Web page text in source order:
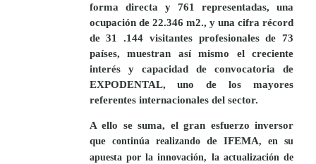
forma directa y 761 representadas, una
ocupación de 22.346 m2., y una cifra récord
de 31 .144 visitantesprofesionales de73
países, muestran así mismo el creciente
interés y capacidad de convocatoria de
EXPODENTAL, uno de los mayores
referentes internacionales del sector.
A ello se suma, el gran esfuerzo inversor
que continúa realizando de IFEMA, en su
apuesta por la innovación, la actualización de